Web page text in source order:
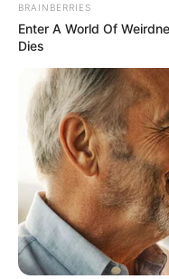
HOME
Home > Entretenimento >
Robert Wagner: Sucesso,
Natalie Wood
Sucesso,
Hollywood.
01:04 Entretenimento,
BRAINBERRIES
Enter A World Of
Dies